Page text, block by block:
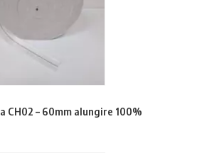
CH02 – 60mm alungire 100%